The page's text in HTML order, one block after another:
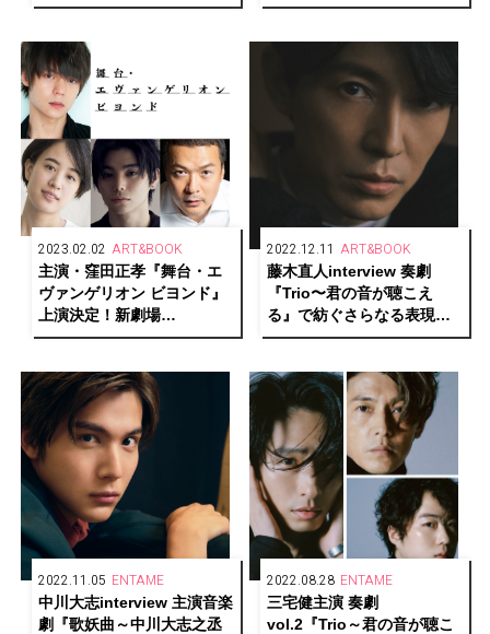
真”風メインビジュアルが解
滅“と“希望”、それぞれの真
2023.02.02 ART&BOOK
主演・窪田正孝『舞台・エ
ヴァンゲリオン ビヨンド』
上演決定！新劇場
「THEATER MILANO-Za」
開幕！
2022.12.11 ART&BOOK
藤木直人interview 奏劇
『Trio〜君の音が聴こえ
る』で紡ぐさらなる表現の
先ーーそして、普遍的な“輝
2022.11.05 ENTAME
中川大志interview 主演音楽
劇『歌妖曲～中川大志之丞
2022.08.28 ENTAME
三宅健主演 奏劇
vol.2『Trio～君の音が聴こ